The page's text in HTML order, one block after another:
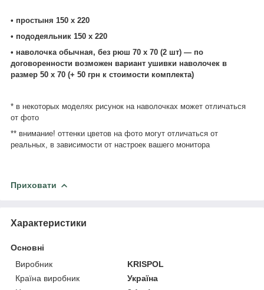
• простыня 150 х 220
• пододеяльник 150 х 220
• наволочка обычная, без рюш 70 х 70 (2 шт) ― по
договоренности возможен вариант ушивки наволочек в
размер 50 х 70 (+ 50 грн к стоимости комплекта)
* в некоторых моделях рисунок на наволочках может отличаться
от фото
** внимание! оттенки цветов на фото могут отличаться от
реальных, в зависимости от настроек вашего монитора
Приховати
Характеристики
Основні
Виробник
KRISPOL
Країна виробник
Україна